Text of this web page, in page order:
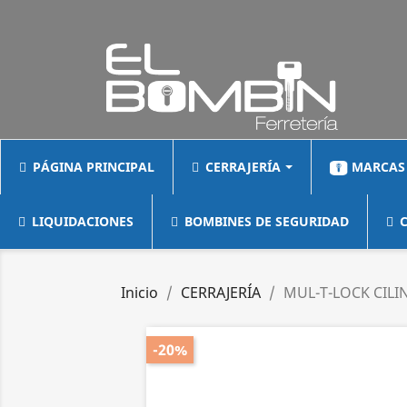
PÁGINA PRINCIPAL CERRAJERÍA MARCAS
LIQUIDACIONES BOMBINES DE SEGURIDAD
Inicio CERRAJERÍA MUL-T-LOCK
-20%